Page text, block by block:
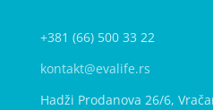
+381 (66) 500 33 22
kontakt@evalife.rs
Hadži Prodanova 26/6,